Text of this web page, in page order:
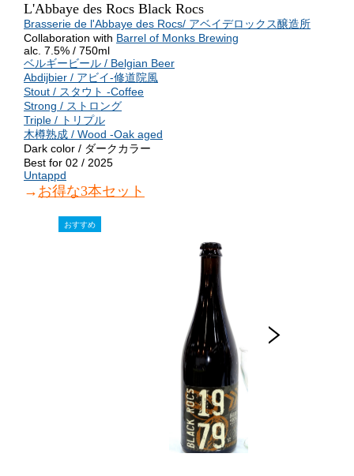
L'Abbaye des Rocs Black Rocs
Brasserie de l'Abbaye des Rocs/ アベイデロックス醸造所
Collaboration with Barrel of Monks Brewing
alc. 7.5% / 750ml
ベルギービール / Belgian Beer
Abdijbier / アビイ-修道院風
Stout / スタウト -Coffee
Strong / ストロング
Triple / トリプル
木樽熟成 / Wood -Oak aged
Dark color / ダークカラー
Best for 02 / 2025
Untappd
→ お得な3本セット